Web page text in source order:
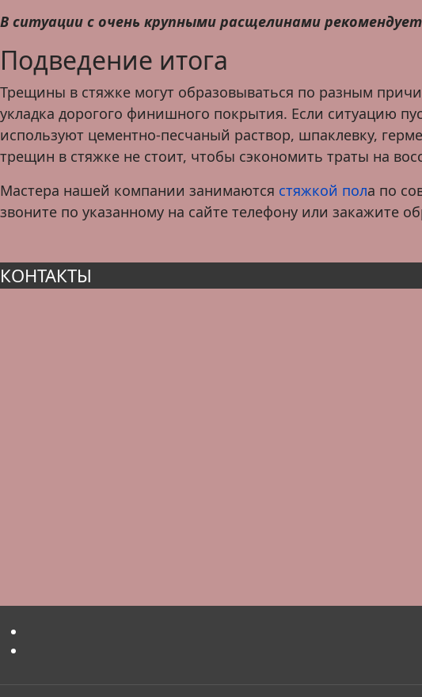
В ситуации с очень крупными расщелинами
Подведение итога
Трещины в стяжке могут образовываться по разным
укладка дорогого финишного покрытия. Если ситуацию
используют цементно-песчаный раствор, шпаклевку,
трещин в стяжке не стоит, чтобы сэкономить траты на
Мастера нашей компании занимаются стяжкой пола по
звоните по указанному на сайте телефону или закажите
КОНТАКТЫ